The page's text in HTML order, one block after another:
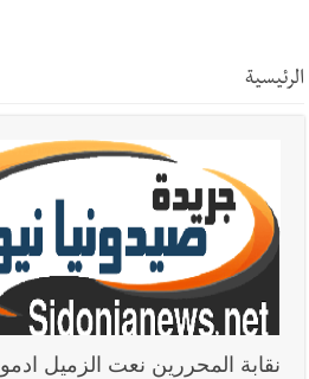
القدرات -صيدا
أخبار صيدا
بلدية صيدا ومؤسسة
التشاوري الأول للمرصد الحضري
أخبار صيدا بالصور : بلدية صيدا
استعراض شامل لمشاريع وتأكيدٌ على
الرئيسية
نقابة المحررين نعت الزميل